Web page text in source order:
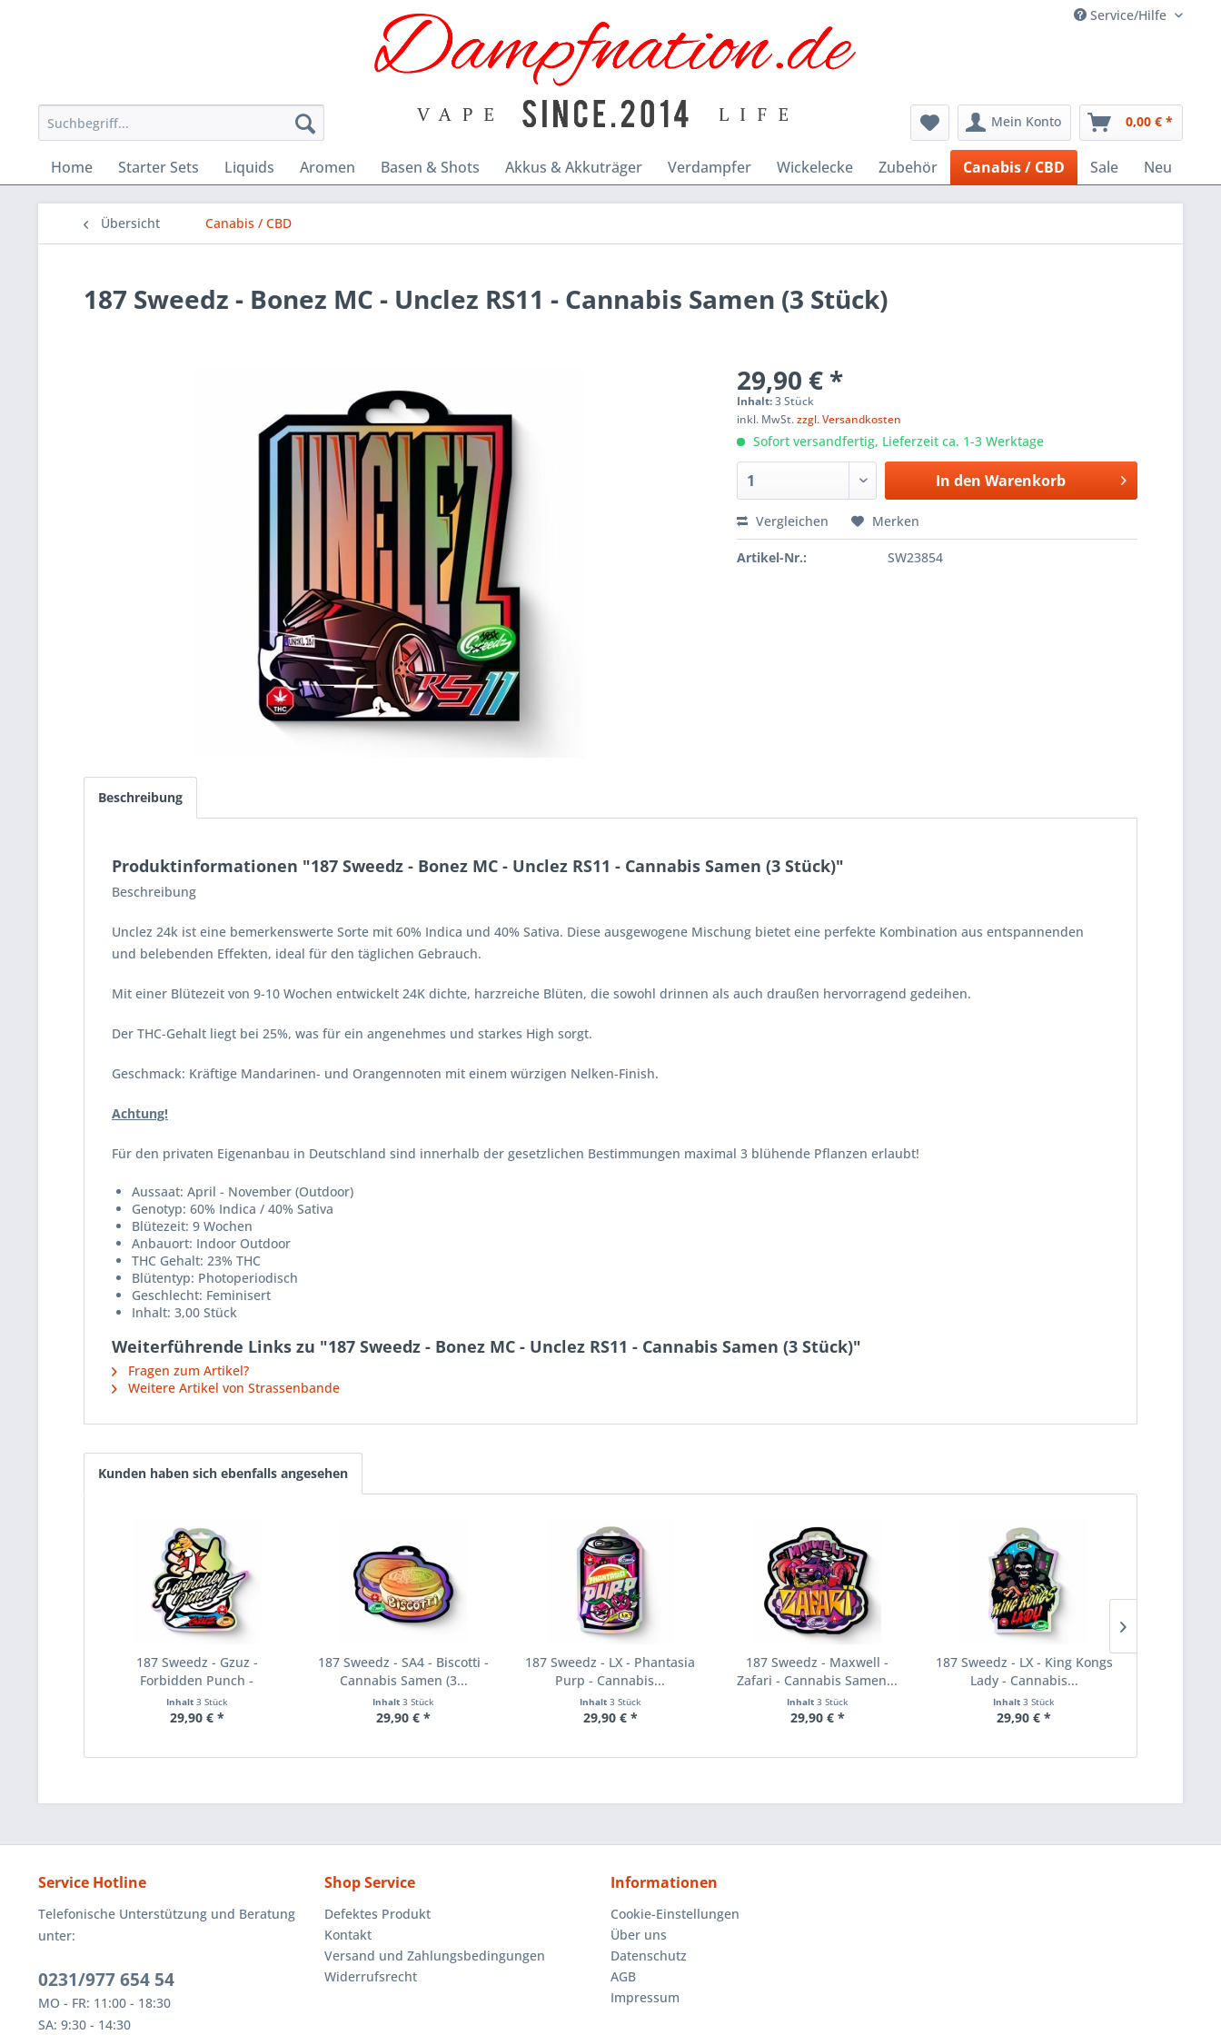
Service/Hilfe
Mein Konto 0,00 € *
Home Starter Sets Liquids Aromen Basen & Shots Akkus & Akkuträger Verdampfer Wickelecke Zubehör Canabis / CBD Sale Neu
Übersicht Canabis / CBD
187 Sweedz - Bonez MC - Unclez RS11 - Cannabis Samen (3 Stück)
29,90 € *
Inhalt:3 Stück
inkl. MwSt.zzgl. Versandkosten
Sofort versandfertig, Lieferzeit ca. 1-3 Werktage
In den Warenkorb
Vergleichen Merken
Artikel-Nr.: SW23854
Beschreibung
Produktinformationen "187 Sweedz - Bonez MC - Unclez RS11 - Cannabis Samen (3 Stück)"
Beschreibung
Unclez 24k ist eine bemerkenswerte Sorte mit 60% Indica und 40% Sativa. Diese ausgewogene Mischung bietet eine perfekte Kombination aus entspannenden
und belebenden Effekten, ideal für den täglichen Gebrauch.
Mit einer Blütezeit von 9-10 Wochen entwickelt 24K dichte, harzreiche Blüten, die sowohl drinnen als auch draußen hervorragend gedeihen.
Der THC-Gehalt liegt bei 25%, was für ein angenehmes und starkes High sorgt.
Geschmack: Kräftige Mandarinen- und Orangennoten mit einem würzigen Nelken-Finish.
Achtung!
Für den privaten Eigenanbau in Deutschland sind innerhalb der gesetzlichen Bestimmungen maximal 3 blühende Pflanzen erlaubt!
Aussaat: April - November (Outdoor)
Genotyp: 60% Indica / 40% Sativa
Blütezeit: 9 Wochen
Anbauort: Indoor Outdoor
THC Gehalt: 23% THC
Blütentyp: Photoperiodisch
Geschlecht: Feminisert
Inhalt: 3,00 Stück
Weiterführende Links zu "187 Sweedz - Bonez MC - Unclez RS11 - Cannabis Samen (3 Stück)"
Fragen zum Artikel?
Weitere Artikel von Strassenbande
Kunden haben sich ebenfalls angesehen
187 Sweedz - Gzuz -
Forbidden Punch -
Cannabis...
Inhalt 3 Stück
29,90 € *
187 Sweedz - SA4 - Biscotti -
Cannabis Samen (3...
Inhalt3 Stück
29,90 € *
187 Sweedz - LX - Phantasia
Purp - Cannabis...
Inhalt 3 Stück
29,90 € *
187 Sweedz - Maxwell -
Zafari - Cannabis Samen...
Inhalt 3 Stück
29,90 € *
187 Sweedz - LX - King Kongs
Lady - Cannabis...
Inhalt3 Stück
29,90 € *
Service Hotline
Telefonische Unterstützung und Beratung
unter:
0231/977 654 54
MO - FR: 11:00 - 18:30
SA: 9:30 - 14:30
Shop Service
Defektes Produkt
Kontakt
Versand und Zahlungsbedingungen
Widerrufsrecht
Informationen
Cookie-Einstellungen
Über uns
Datenschutz
AGB
Impressum